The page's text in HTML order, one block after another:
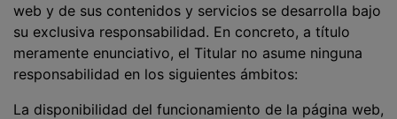
web y de sus contenidos y servicios se desarrolla bajo
su exclusiva responsabilidad. En concreto, a título
meramente enunciativo, el Titular no asume ninguna
responsabilidad en los siguientes ámbitos:
La disponibilidad del funcionamiento de la página web,